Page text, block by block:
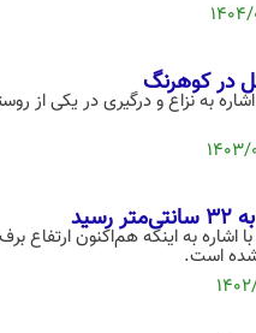
در کوهرنگ
اشاره به نزاع و درگیری در